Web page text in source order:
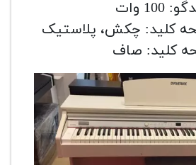
وات
کلید: چکش، پلاستیک
کلید: صاف